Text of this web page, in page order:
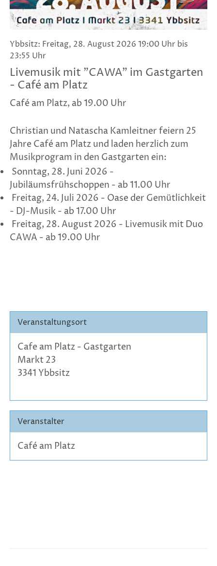
Ybbsitz: Freitag, 28. August 2026 19:00 Uhr bis
23:55 Uhr
Livemusik mit "CAWA" im Gastgarten
- Café am Platz
Café am Platz, ab 19.00 Uhr
Christian und Natascha Kamleitner feiern 25
Jahre Café am Platz und laden herzlich zum
Musikprogram in den Gastgarten ein:
Sonntag, 28. Juni 2026 -
Jubiläumsfrühschoppen - ab 11.00 Uhr
Freitag, 24. Juli 2026 - Oase der Gemütlichkeit
- DJ-Musik - ab 17.00 Uhr
Freitag, 28. August 2026 - Livemusik mit Duo
CAWA - ab 19.00 Uhr
Veranstaltungsort
Cafe am Platz - Gastgarten
Markt 23
3341 Ybbsitz
Veranstalter
Café am Platz